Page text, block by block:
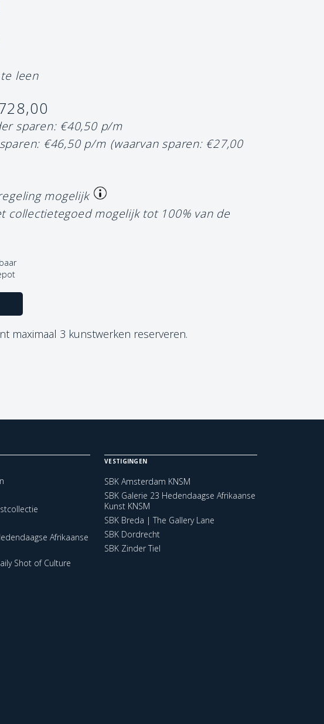
leen
sparen: €40,50 p/m
€46,50 p/m (waarvan sparen: €27,00
mogelijk
collectietegoed mogelijk tot 100% van de
maximaal 3 kunstwerken reserveren.
Afrikaanse
Shot of Culture
VESTIGINGEN
SBK Amsterdam KNSM
SBK Galerie 23 Hedendaagse Afrikaanse
Kunst KNSM
SBK Breda | The Gallery Lane
SBK Dordrecht
SBK Zinder Tiel